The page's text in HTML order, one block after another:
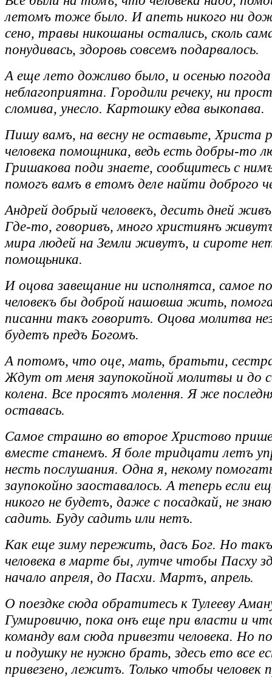
летомъ тоже было. И апеть никого ни
сено, травы никошаны остались, сколь
понудивась, здоровь совсемъ подарвалось.
А еще лето дожливо было, и осенью
неблагоприятна. Городили речеку, ни
сломива, унесло. Картошку едва выкопава.
Пишу вамъ, на весну не оставьте, Христа
человека помощника, ведь есть добры-то
Гришакова поди знаете, сообщитесь с
помогъ вамъ в етомъ деле найти доброго
Андрей добрый человекъ, десить дней
Где-то, говоривъ, много християнъ
мира людей на Земли живутъ, и сироте
помощьника.
И оцова завещание ни исполнятса, самое
человекъ бы доброй нашовша жить,
писанни такъ говоритъ. Оцова молитва
будетъ предъ Богомъ.
А потомъ, что оце, мать, братьти,
Ждут от меня заупокойной молитвы и до
колена. Все просятъ молення. Я же
оставась.
Самое страшно во второе Христово
вместе станемъ. Я боле тридцати летъ
несть послушания. Одна я, некому
заупокойно заоставалось. А теперь если
никого не будетъ, даже с посадкай, не
садить. Буду садить или нетъ.
Как еще зиму пережить, дасъ Бог. Но
человека в марте бы, лутче чтобы Пасху
начало апреля, до Пасхи. Мартъ, апрель.
О поездке сюда обратитесь к Тулееву
Гумировичю, пока онъ еще при власти и
команду вам сюда привезти человека. Но
и подушку не нужно брать, здесь ето все
привезено, лежитъ. Только чтобы человек